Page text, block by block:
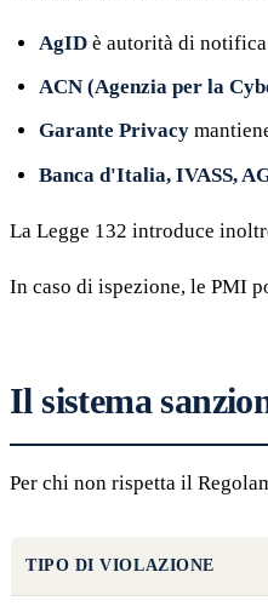
AgID è autorità di
ACN (Agenzia per la
Garante Privacy
Banca d'Italia, IVASS,
La Legge 132 introduce
In caso di ispezione, le PMI
Il sistema
Per chi non rispetta il
TIPO DI VIOLAZIONE